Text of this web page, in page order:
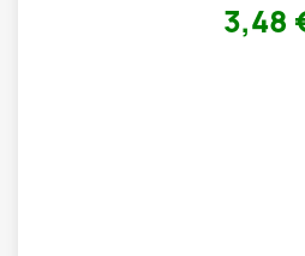
3,48